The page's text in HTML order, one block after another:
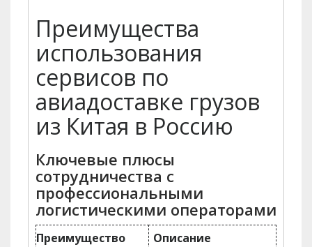
Преимущества
использования
сервисов по
авиадоставке грузов
из Китая в Россию
Ключевые плюсы
сотрудничества с
профессиональными
логистическими операторами
Преимущество Описание